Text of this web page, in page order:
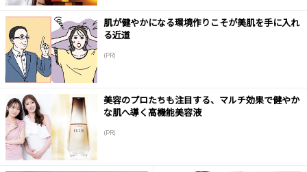
肌が健やかになる環境作りこそが美肌を手に入れ
る近道
(PR)
美容のプロたちも注目する、マルチ効果で健やか
な肌へ導く高機能美容液
(PR)